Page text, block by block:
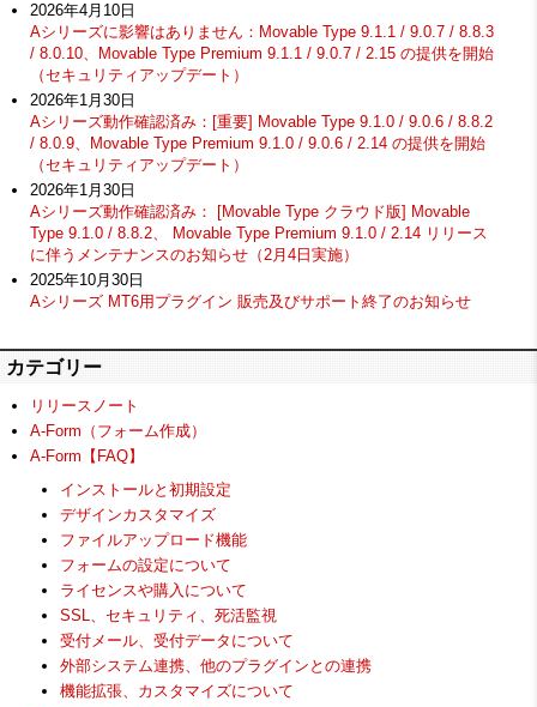
2026年4月10日
Aシリーズに影響はありません：Movable Type 9.1.1 / 9.0.7 / 8.8.3
/ 8.0.10、Movable Type Premium 9.1.1 / 9.0.7 / 2.15 の提供を開始
（セキュリティアップデート）
2026年1月30日
Aシリーズ動作確認済み：[重要] Movable Type 9.1.0 / 9.0.6 / 8.8.2
/ 8.0.9、Movable Type Premium 9.1.0 / 9.0.6 / 2.14 の提供を開始
（セキュリティアップデート）
2026年1月30日
Aシリーズ動作確認済み： [Movable Type クラウド版] Movable
Type 9.1.0 / 8.8.2、 Movable Type Premium 9.1.0 / 2.14 リリース
に伴うメンテナンスのお知らせ（2月4日実施）
2025年10月30日
Aシリーズ MT6用プラグイン 販売及びサポート終了のお知らせ
カテゴリー
リリースノート
A-Form（フォーム作成）
A-Form【FAQ】
インストールと初期設定
デザインカスタマイズ
ファイルアップロード機能
フォームの設定について
ライセンスや購入について
SSL、セキュリティ、死活監視
受付メール、受付データについて
外部システム連携、他のプラグインとの連携
機能拡張、カスタマイズについて